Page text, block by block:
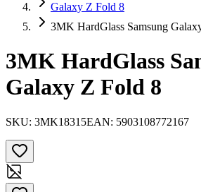
Galaxy Z Fold 8
3MK HardGlass Samsung
3MK HardGlass
Galaxy Z Fold 8
SKU: 3MK18315EAN: 5903108772167